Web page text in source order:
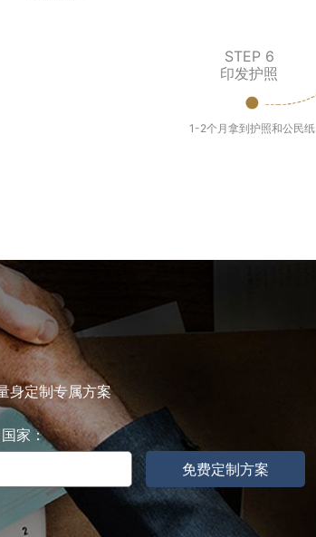
STEP 6
印发护照
1-2个月拿到护照和公民纸
身定制专属方案
家：
免费定制方案